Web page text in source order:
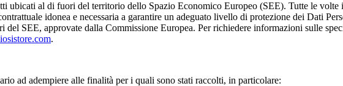
ubicati al di fuori del territorio dello Spazio Economico Europeo (SEE). Tutte le
idonea e necessaria a garantire un adeguato livello di protezione dei Dati
SEE, approvate dalla Commissione Europea. Per richiedere informazioni sulle
.
ad adempiere alle finalità per i quali sono stati raccolti, in particolare: